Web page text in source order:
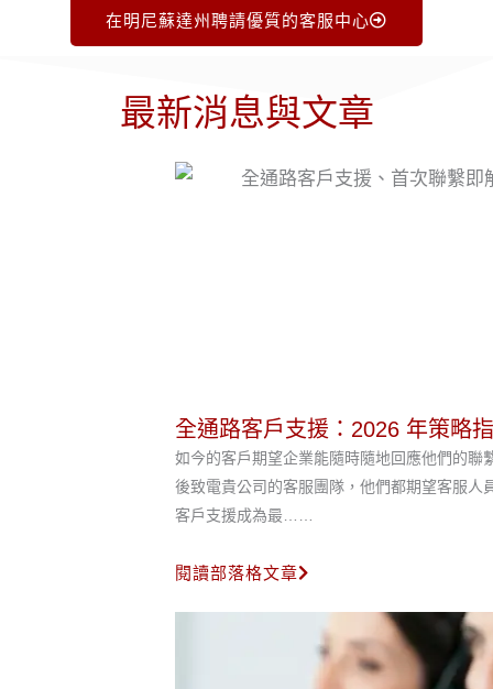
在明尼蘇達州聘請優質的客服中心
最新消息與文章
全通路客戶支援：2026 年策略
如今的客戶期望企業能隨時隨地回應他們的
後致電貴公司的客服團隊，他們都期望客服
客戶支援成為最……
閱讀部落格文章